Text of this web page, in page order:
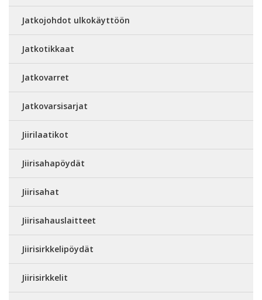
Jatkojohdot ulkokäyttöön
Jatkotikkaat
Jatkovarret
Jatkovarsisarjat
Jiirilaatikot
Jiirisahapöydät
Jiirisahat
Jiirisahauslaitteet
Jiirisirkkelipöydät
Jiirisirkkelit